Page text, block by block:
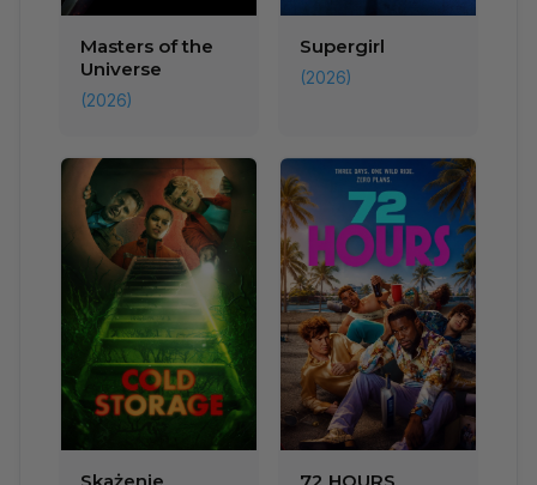
Masters of the
Universe
(2026)
Supergirl
(2026)